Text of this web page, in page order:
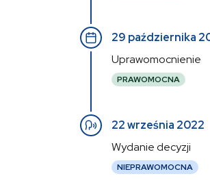
29 października
Uprawomocnienie
PRAWOMOCNA
22 września 2022
Wydanie decyzji
NIEPRAWOMOCNA